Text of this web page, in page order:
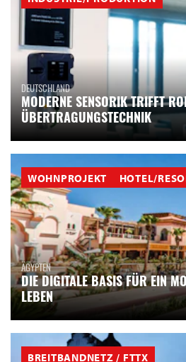
DEUTSCHLAND
MODERNE SENSORIK TRIFFT
ÜBERTRAGUNGSTECHNIK
WOHNPROJEKT HOTEL/
ÄGYPTEN
DIE DIGITALE BASIS FÜR EIN
LEBEN
BREITBANDNETZ / FTTX